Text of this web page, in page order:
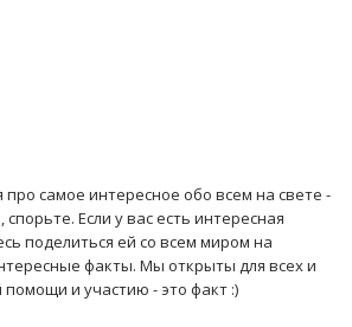
самое интересное обо всем на свете -
Если у вас есть интересная
поделиться ей со всем миром на
факты. Мы открыты для всех и
и участию - это факт :)